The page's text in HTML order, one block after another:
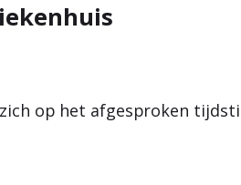
op het afgesproken